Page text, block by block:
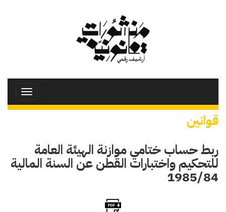
Toggle
قوانين
ربط حساب ختامي موازنة الهيئة العامة
للتحكيم واختبارات القطن عن السنة المالية
1985/84